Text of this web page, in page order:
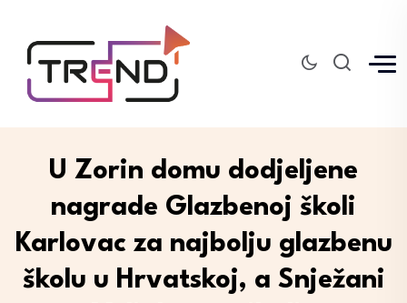
U Zorin domu dodjeljene
nagrade Glazbenoj školi
Karlovac za najbolju glazbenu
školu u Hrvatskoj, a Snježani